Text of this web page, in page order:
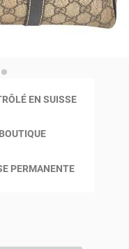
EN SUISSE
PERMANENTE